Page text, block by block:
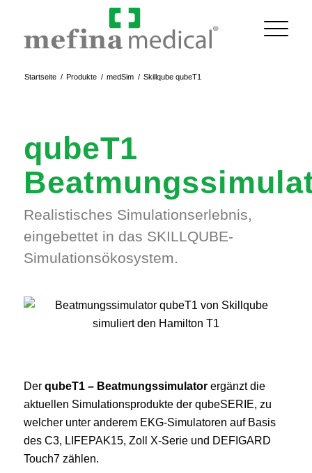
Startseite / Produkte / medSim / Skillqube qubeT1
Der qubeT1 – Beatmungssimulatorergänzt die
aktuellen Simulationsprodukte der qubeSERIE, zu
welcher unter anderem EKG-Simulatoren auf Basis
des C3, LIFEPAK15, Zoll X-Serie und DEFIGARD
Touch7 zählen.
qubeT1
Realistisches Simulationserlebnis,
eingebettet in das SKILLQUBE-
Simulationsökosystem.